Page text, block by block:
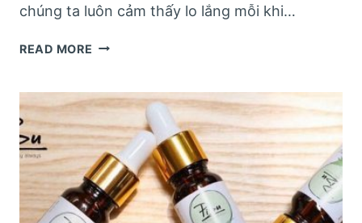
chúng ta luôn cảm thấy lo lắng mỗi khi…
READ MORE KEM
LYLYSSE
TỐT
KHÔNG?